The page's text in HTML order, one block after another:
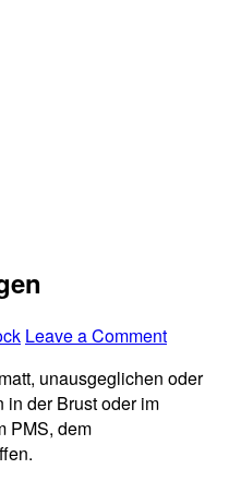
Leave a Comment
unausgeglichen oder
in der Brust oder im
PMS, dem